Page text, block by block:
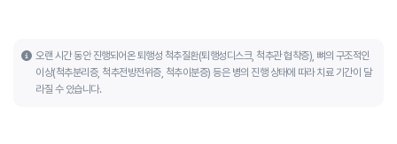
오랜 시간 동안 진행되어온 퇴행성 척추질환(퇴행성디스크, 척추관 협착증), 뼈의 구조적인
이상(척추분리증, 척추전방전위증, 척추이분증) 등은 병의 진행 상태에 따라 치료 기간이 달
라질 수 있습니다.